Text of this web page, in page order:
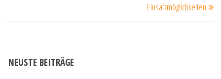
Einsatzmöglichkeiten
NEUSTE BEITRÄGE